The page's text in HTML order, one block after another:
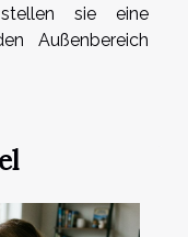
sie eine
Außenbereich